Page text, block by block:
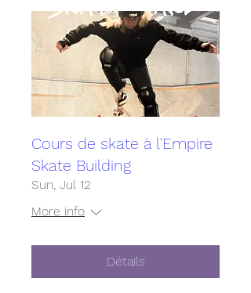
Cours de skate à l'Empire
Skate Building
Sun, Jul 12
More info
Détails